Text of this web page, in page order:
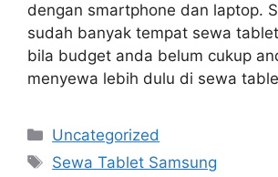
dengan smartphone dan laptop.
sudah banyak tempat sewa
bila budget anda belum cukup
menyewa lebih dulu di sewa
Categories
Uncategorized
Tags
Sewa Tablet Samsung